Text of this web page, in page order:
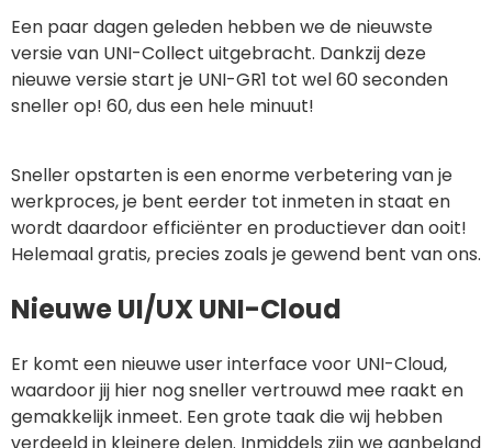
Een paar dagen geleden hebben we de nieuwste
versie van UNI-Collect uitgebracht. Dankzij deze
nieuwe versie start je UNI-GR1 tot wel 60 seconden
sneller op! 60, dus een hele minuut!
Sneller opstarten is een enorme verbetering van je
werkproces, je bent eerder tot inmeten in staat en
wordt daardoor efficiënter en productiever dan ooit!
Helemaal gratis, precies zoals je gewend bent van ons.
Nieuwe UI/UX UNI-Cloud
Er komt een nieuwe user interface voor UNI-Cloud,
waardoor jij hier nog sneller vertrouwd mee raakt en
gemakkelijk inmeet. Een grote taak die wij hebben
verdeeld in kleinere delen. Inmiddels zijn we aanbeland